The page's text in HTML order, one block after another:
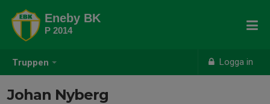
Truppen Logga in
Eneby BK
P 2014
Johan Nyberg